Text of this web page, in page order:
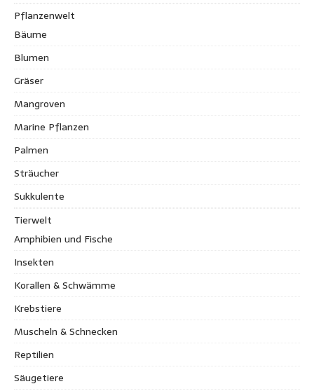
Pflanzenwelt
Bäume
Blumen
Gräser
Mangroven
Marine Pflanzen
Palmen
Sträucher
Sukkulente
Tierwelt
Amphibien und Fische
Insekten
Korallen & Schwämme
Krebstiere
Muscheln & Schnecken
Reptilien
Säugetiere